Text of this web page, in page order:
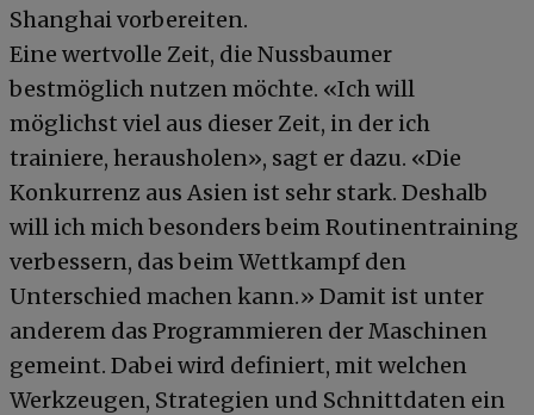
Shanghai vorbereiten.
Eine wertvolle Zeit, die Nussbaumer
bestmöglich nutzen möchte. «Ich will
möglichst viel aus dieser Zeit, in der ich
trainiere, herausholen», sagt er dazu. «Die
Konkurrenz aus Asien ist sehr stark. Deshalb
will ich mich besonders beim Routinentraining
verbessern, das beim Wettkampf den
Unterschied machen kann.» Damit ist unter
anderem das Programmieren der Maschinen
gemeint. Dabei wird definiert, mit welchen
Werkzeugen, Strategien und Schnittdaten ein